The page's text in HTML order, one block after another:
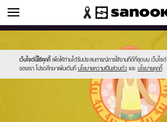
ดูดวง
เว็บไซต์นี้ใช้คุกกี้ เพื่อให้ท่านได้รับประสบการณ์การใช้งานที่ดีที่สุดบน เว็บไซต์
ของเรา โปรดศึกษาเพิ่มเติมที่ นโยบายความเป็นส่วนตัว และ นโยบายคุกกี้
new-
sanook.png